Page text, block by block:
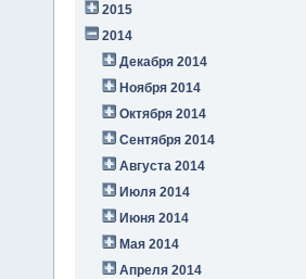
2015
2014
Декабря 2014
Ноября 2014
Октября 2014
Сентября 2014
Августа 2014
Июля 2014
Июня 2014
Мая 2014
Апреля 2014